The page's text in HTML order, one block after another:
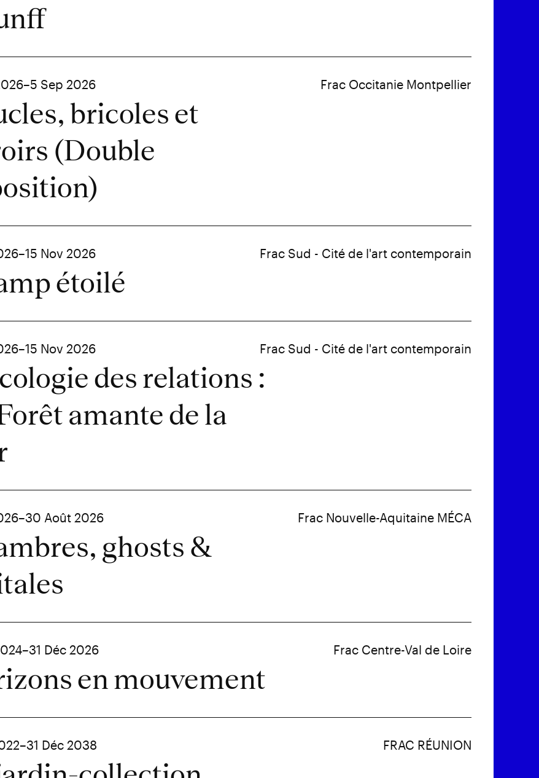
Sep 2026 Frac Occitanie Montpellier
bricoles et
(Double
Nov 2026 Frac Sud - Cité de l'art contemporain
étoilé
Nov 2026 Frac Sud - Cité de l'art contemporain
des relations :
amante de la
Août 2026 Frac Nouvelle-Aquitaine MÉCA
ghosts &
Déc 2026 Frac Centre-Val de Loire
en mouvement
Déc 2038 FRAC RÉUNION